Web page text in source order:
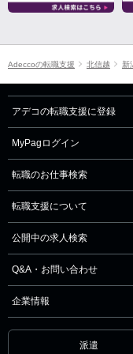
Adeccoの転職支援 北信越 新
アデコの転職支援に登録
MyPagログイン
転職のお仕事検索
転職支援について
公開中の求人検索
Q&A・お問い合わせ
企業情報
派遣